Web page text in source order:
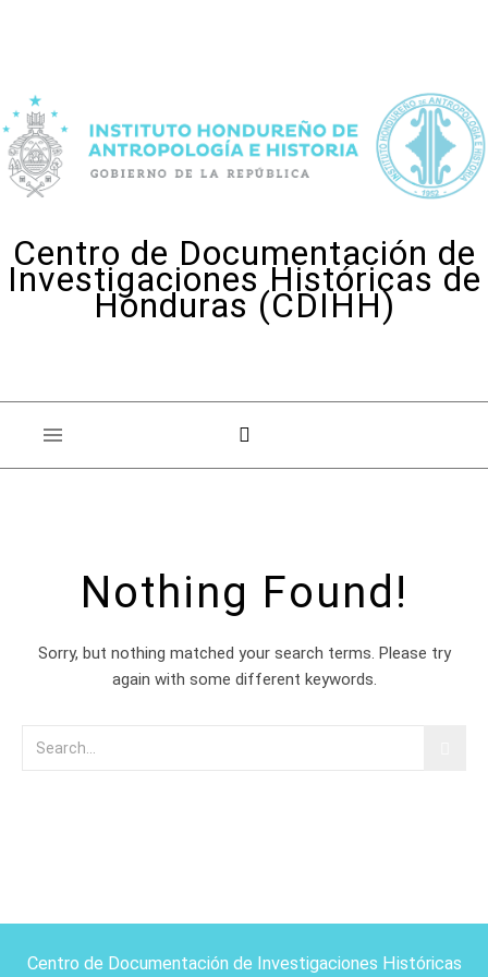
Centro de Documentación de
Investigaciones Históricas de
Honduras (CDIHH)
Nothing Found!
Sorry, but nothing matched your search terms. Please try
again with some different keywords.
Centro de Documentación de Investigaciones Históricas